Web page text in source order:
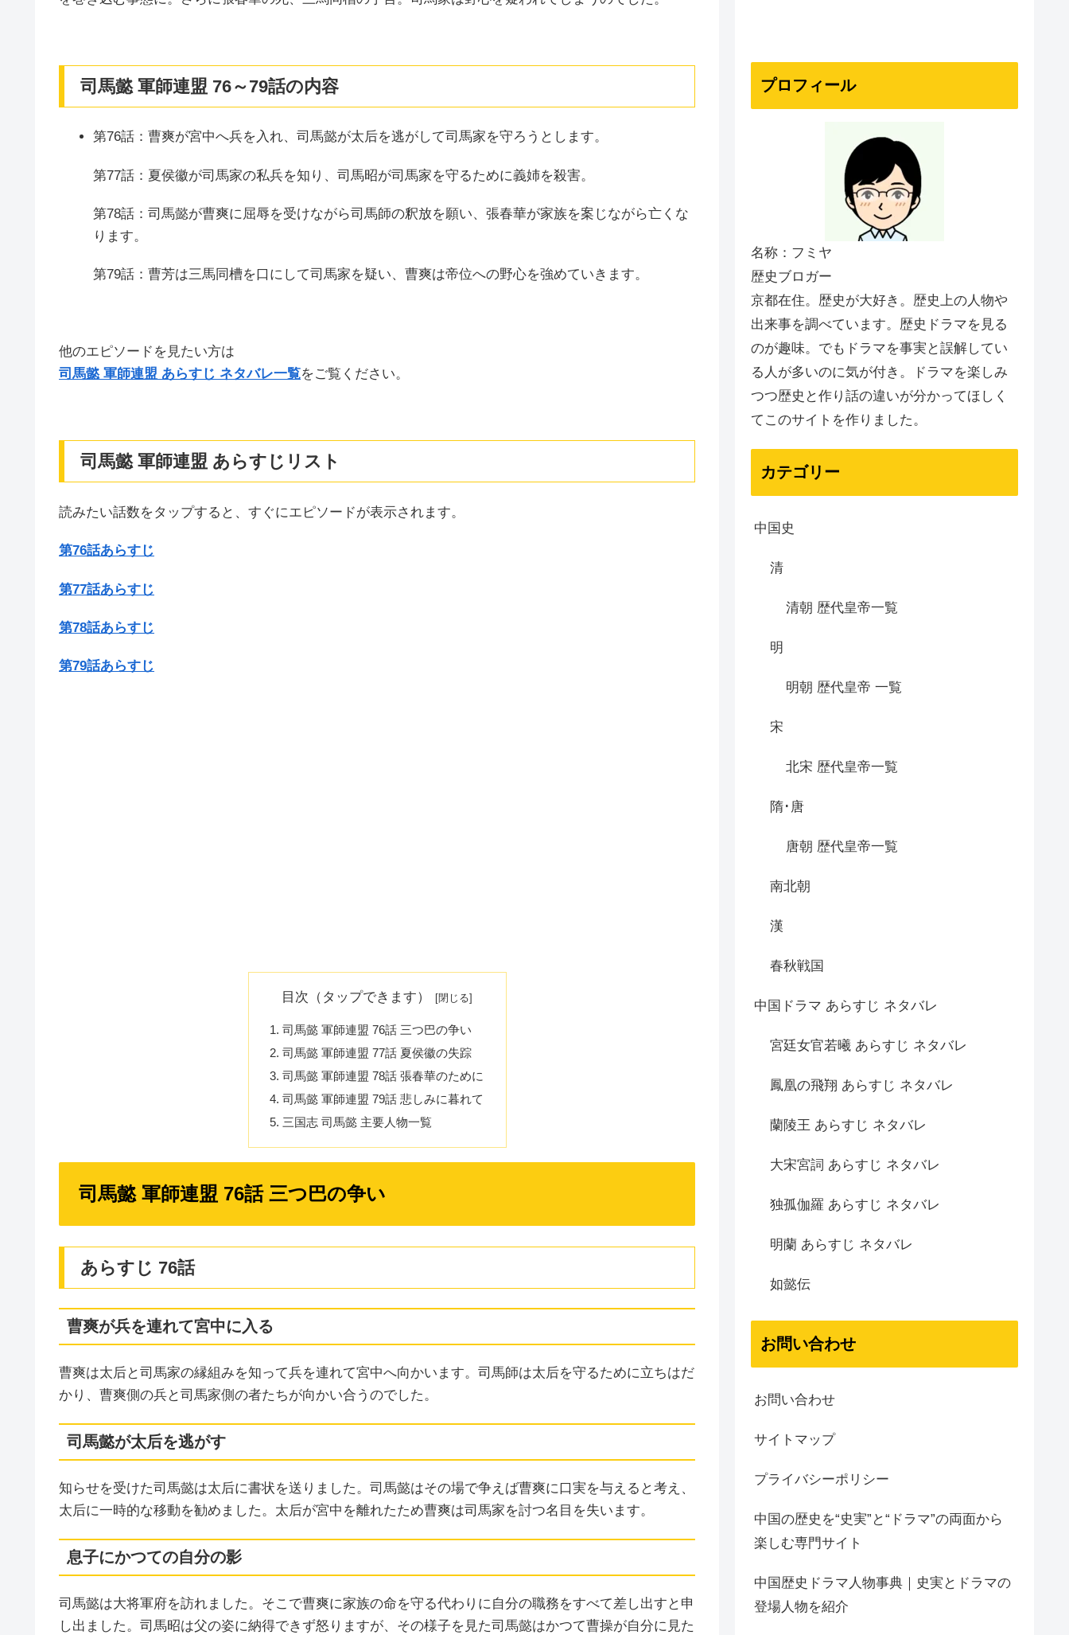
司馬懿 軍師連盟 76～79話の内容
第76話：曹爽が宮中へ兵を入れ、司馬懿が太后を逃がして司馬家を守ろうとします。
第77話：夏侯徽が司馬家の私兵を知り、司馬昭が司馬家を守るために義姉を殺害。
第78話：司馬懿が曹爽に屈辱を受けながら司馬師の釈放を願い、張春華が家族を案じながら亡くな
ります。
第79話：曹芳は三馬同槽を口にして司馬家を疑い、曹爽は帝位への野心を強めていきます。
他のエピソードを見たい方は
司馬懿 軍師連盟 あらすじ ネタバレ一覧をご覧ください。
司馬懿 軍師連盟 あらすじリスト
読みたい話数をタップすると、すぐにエピソードが表示されます。
第76話あらすじ
第77話あらすじ
第78話あらすじ
第79話あらすじ
目次（タップできます）
司馬懿 軍師連盟 76話 三つ巴の争い
司馬懿 軍師連盟 77話 夏侯徽の失踪
司馬懿 軍師連盟 78話 張春華のために
司馬懿 軍師連盟 79話 悲しみに暮れて
三国志 司馬懿 主要人物一覧
司馬懿 軍師連盟 76話 三つ巴の争い
あらすじ 76話
曹爽が兵を連れて宮中に入る
曹爽は太后と司馬家の縁組みを知って兵を連れて宮中へ向かいます。司馬師は太后を守るために立ちはだ
かり、曹爽側の兵と司馬家側の者たちが向かい合うのでした。
司馬懿が太后を逃がす
知らせを受けた司馬懿は太后に書状を送りました。司馬懿はその場で争えば曹爽に口実を与えると考え、
太后に一時的な移動を勧めました。太后が宮中を離れたため曹爽は司馬家を討つ名目を失います。
息子にかつての自分の影
司馬懿は大将軍府を訪れました。そこで曹爽に家族の命を守る代わりに自分の職務をすべて差し出すと申
し出ました。司馬昭は父の姿に納得できず怒りますが、その様子を見た司馬懿はかつて曹操が自分に見た
プロフィール
名称：フミヤ
歴史ブロガー
京都在住。歴史が大好き。歴史上の人物や
出来事を調べています。歴史ドラマを見る
のが趣味。でもドラマを事実と誤解してい
る人が多いのに気が付き。ドラマを楽しみ
つつ歴史と作り話の違いが分かってほしく
てこのサイトを作りました。
カテゴリー
中国史
清
清朝 歴代皇帝一覧
明
明朝 歴代皇帝 一覧
宋
北宋 歴代皇帝一覧
隋･唐
唐朝 歴代皇帝一覧
南北朝
漢
春秋戦国
中国ドラマ あらすじ ネタバレ
宮廷女官若曦 あらすじ ネタバレ
鳳凰の飛翔 あらすじ ネタバレ
蘭陵王 あらすじ ネタバレ
大宋宮詞 あらすじ ネタバレ
独孤伽羅 あらすじ ネタバレ
明蘭 あらすじ ネタバレ
如懿伝
お問い合わせ
お問い合わせ
サイトマップ
プライバシーポリシー
中国の歴史を“史実”と“ドラマ”の両面から
楽しむ専門サイト
中国歴史ドラマ人物事典｜史実とドラマの
登場人物を紹介